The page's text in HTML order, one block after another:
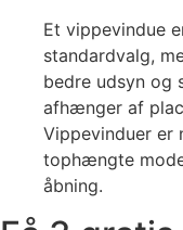
Et vippevindue
standardvalg,
bedre udsyn og
afhænger af
Vippevinduer er
tophængte
åbning.